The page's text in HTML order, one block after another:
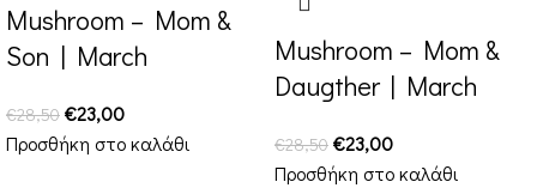
Mushroom – Mom &
Son | March
€28,50 €23,00
Προσθήκη στο καλάθι
Mushroom – Mom &
Daugther | March
€28,50 €23,00
Προσθήκη στο καλάθι